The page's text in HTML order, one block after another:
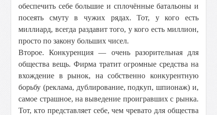
обеспечить себе большие и сплочённые батальоны и
посеять смуту в чужих рядах. Тот, у кого есть
миллиард, всегда раздавит того, у кого есть миллион,
просто по закону больших чисел.
Второе. Конкуренция — очень разорительная для
общества вещь. Фирма тратит огромные средства на
вхождение в рынок, на собственно конкурентную
борьбу (реклама, дублирование, подкуп, шпионаж) и,
самое страшное, на выведение проигравших с рынка.
Тот, кто представляет себе, чем чревато для общества